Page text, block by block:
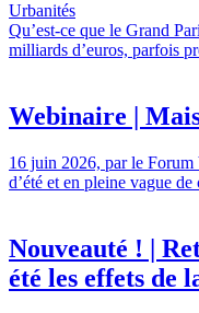
Urbanités
Qu’est-ce que le Grand
milliards d’euros, parfois
Webinaire |
16 juin 2026, par le Forum
d’été et en pleine vague de
Nouveauté ! |
été les effets de